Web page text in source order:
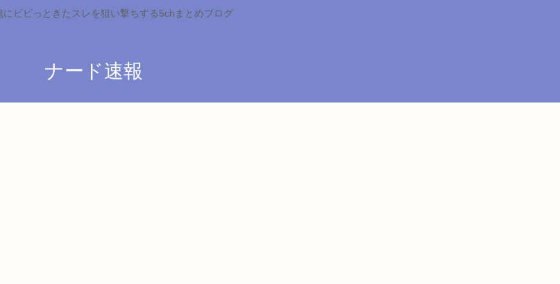
にビビっときたスレを狙い撃ちする5chまとめブログ
ナード速報